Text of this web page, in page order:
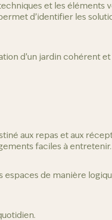
et les éléments
d’identifier les
d’un jardin cohérent et
aux repas et aux
faciles à entretenir.
espaces de manière